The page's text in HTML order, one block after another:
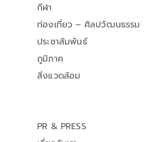
กีฬา
ท่องเที่ยว – ศิลปวัฒนธรรม
ประชาสัมพันธ์
ภูมิภาค
สิ่งแวดล้อม
PR & PRESS